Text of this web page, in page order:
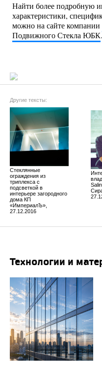
Найти более подробную
характеристики,
можно на сайте компании
Подвижного Стекла ЮБК.
Другие тексты:
Стеклянные
ограждения из
триплекса с
подсветкой в
интерьере загородного
дома КП
«ИмпериалЪ»,
27.12.2016
Технологии и